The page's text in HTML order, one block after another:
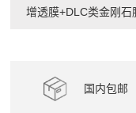
增透膜+DLC类金刚石
国内包邮